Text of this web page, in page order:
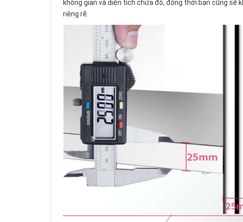
không gian và diện tích chứa đồ, đồng thời bạn cũng sẽ
riêng rẽ.